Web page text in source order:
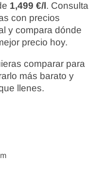
1,499 €/l. Consulta
con precios
y compara dónde
precio hoy.
comparar para
más barato y
llenes.